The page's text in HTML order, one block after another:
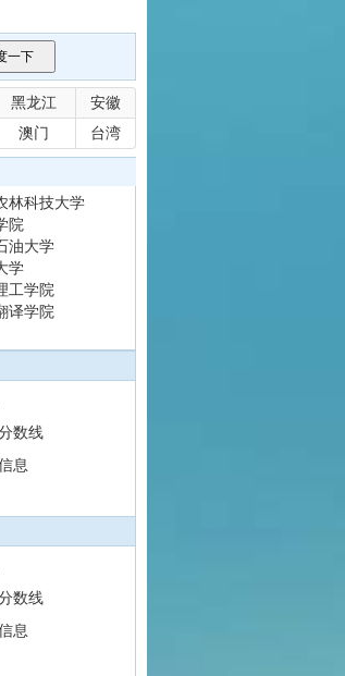
黑龙江
安徽
澳门 台湾
林科技大学
院
油大学
学
工学院
译学院
数线
息
数线
息